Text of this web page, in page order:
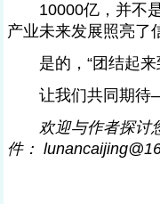
10000亿，并不是
产业未来发展照亮了
是的，“团结起来
让我们共同期待
欢迎与作者探讨您
件：